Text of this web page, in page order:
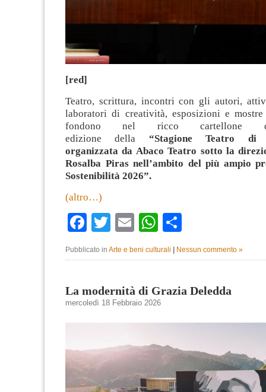
[red]
Teatro, scrittura, incontri con gli autori,
laboratori di creatività, esposizioni e
fondono nel ricco cartellone
edizione della “Stagione Teatro di
organizzata da Abaco Teatro sotto la
Rosalba Piras nell’ambito del più ampio
Sostenibilità 2026”.
(altro…)
Facebook
TwitterEmailWhatsApp
Pubblicato in Arte e beni culturali Nessun commento »
La modernità di Grazia Deledda
mercoledì 18 Febbraio 2026